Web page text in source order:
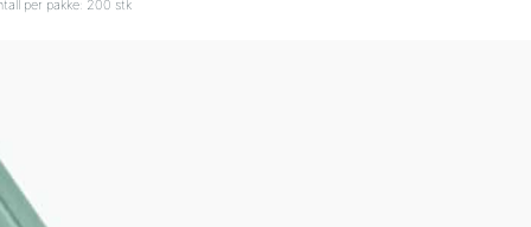
per pakke: 200 stk